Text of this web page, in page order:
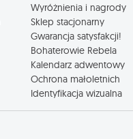
Wyróżnienia i nagrody
Sklep stacjonarny
Gwarancja satysfakcji!
Bohaterowie Rebela
Kalendarz adwentowy
Ochrona małoletnich
Identyfikacja wizualna